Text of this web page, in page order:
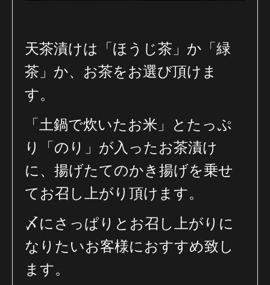
天茶漬けは「ほうじ茶」か「緑
茶」か、お茶をお選び頂けま
す。
「土鍋で炊いたお米」とたっぷ
り「のり」が入ったお茶漬け
に、 揚げたてのかき揚げを乗せ
てお召し上がり頂けます。
〆にさっぱりとお召し上がりに
なりたいお客様におすすめ致し
ます。